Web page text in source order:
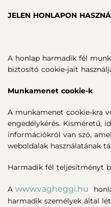
JELEN HONLAPON
A honlap harmadik fél
biztosító cookie-jait
Munkamenet cookie-k
A munkamenet cookie-kra
engedélykérés. Kisméretű,
információkról van szó,
weboldalak használatának
Harmadik fél teljesítményt
A www.vagheggi.hu
harmadik személyek által